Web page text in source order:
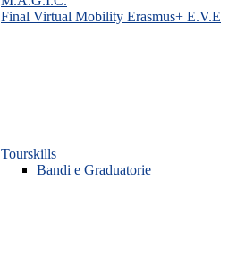
Final Virtual Mobility Erasmus+ E.V.E
Tourskills
Bandi e Graduatorie